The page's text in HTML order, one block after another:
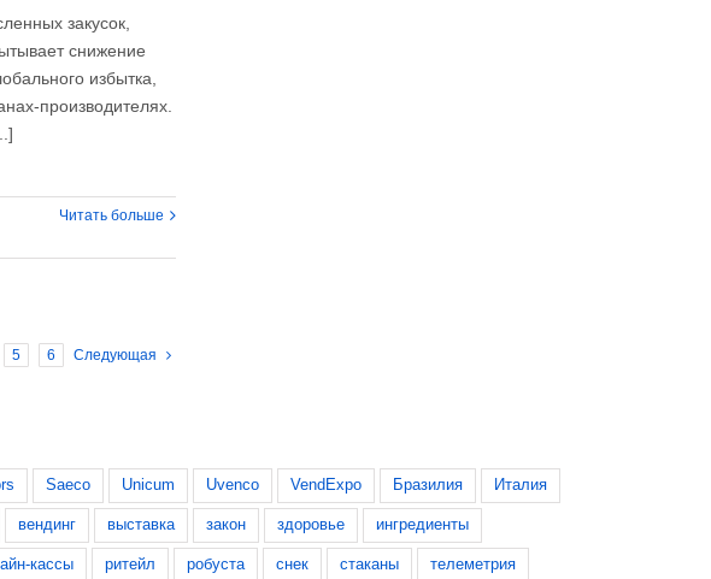
закусок,
снижение
избытка,
производителях.
Читать больше
5 6 Следующая
Saeco Unicum Uvenco VendExpo Бразилия Италия
вендинг выставка закон здоровье ингредиенты
кассы ритейл робуста снек стаканы телеметрия